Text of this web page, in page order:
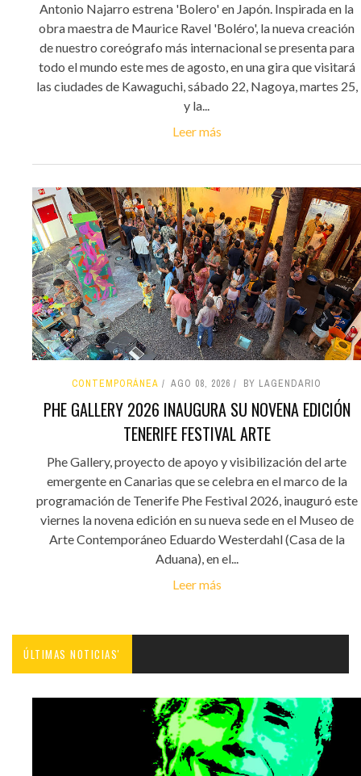
Antonio Najarro estrena 'Bolero' en Japón. Inspirada en la
obra maestra de Maurice Ravel 'Boléro', la nueva creación
de nuestro coreógrafo más internacional se presenta para
todo el mundo este mes de agosto, en una gira que visitará
las ciudades de Kawaguchi, sábado 22, Nagoya, martes 25,
y la...
Leer más
CONTEMPORÁNEA AGO 08, 2026 BY LAGENDARIO
PHE GALLERY 2026 INAUGURA SU NOVENA EDICIÓN
TENERIFE FESTIVAL ARTE
Phe Gallery, proyecto de apoyo y visibilización del arte
emergente en Canarias que se celebra en el marco de la
programación de Tenerife Phe Festival 2026, inauguró este
viernes la novena edición en su nueva sede en el Museo de
Arte Contemporáneo Eduardo Westerdahl (Casa de la
Aduana), en el...
Leer más
ÚLTIMAS NOTICIAS'